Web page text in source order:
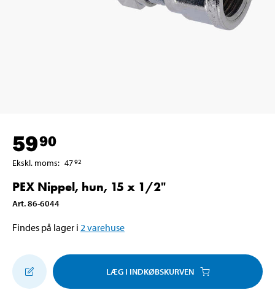
5990
Ekskl. moms: 4792
PEX Nippel, hun, 15 x 1/2"
Art.86-6044
Findes på lager i 2 varehuse
LÆG I INDKØBSKURVEN